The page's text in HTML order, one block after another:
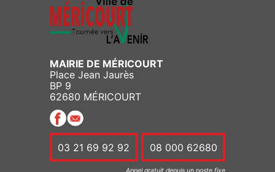
MAIRIE DE MÉRICOURT
Place Jean Jaurès
BP 9
62680 MÉRICOURT
03 21 69 92 92 08 000 62680